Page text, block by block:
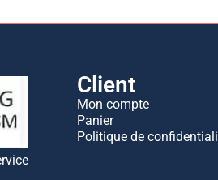
Client
Mon compte
Panier
Politique de